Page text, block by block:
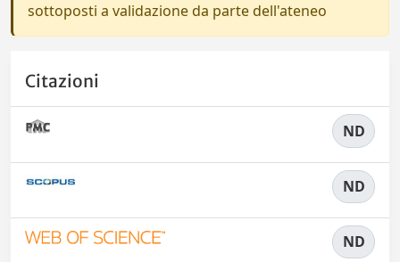
sottoposti a validazione da parte dell'ateneo
Citazioni
ND
ND
ND